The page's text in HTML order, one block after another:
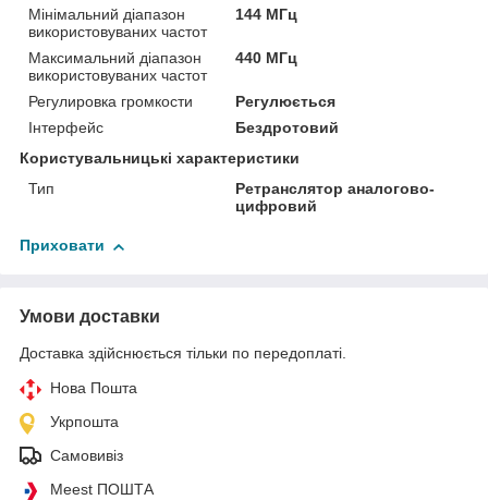
Мінімальний діапазон
використовуваних частот
144 МГц
Максимальний діапазон
використовуваних частот
440 МГц
Регулировка громкости
Регулюється
Інтерфейс
Бездротовий
Користувальницькі характеристики
Тип
Ретранслятор аналогово-
цифровий
Приховати
Умови доставки
Доставка здійснюється тільки по передоплаті.
Нова Пошта
Укрпошта
Самовивіз
Meest ПОШТА